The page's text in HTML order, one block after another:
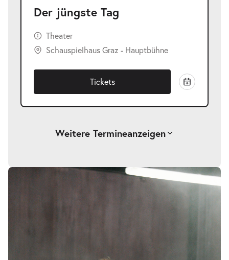
Der jüngste Tag
Theater
Schauspielhaus Graz - Hauptbühne
Tickets
Weitere Termineanzeigen
Der jüngste Tag-
Fr.
02.10.2026
Fr. 02.10.2026
19:30–21:00 Uhr
Tickets
Bildergalerie
überspringen